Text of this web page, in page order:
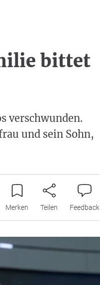
bittet
verschwunden.
und sein Sohn,
Merken Teilen Feedback